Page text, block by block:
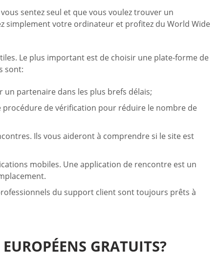
sentez seul et que vous voulez trouver un
simplement votre ordinateur et profitez du World Wide
Le plus important est de choisir une plate-forme de
sont:
un partenaire dans les plus brefs délais;
de vérification pour réduire le nombre de
Ils vous aideront à comprendre si le site est
mobiles. Une application de rencontre est un
du support client sont toujours prêts à
GRATUITS?